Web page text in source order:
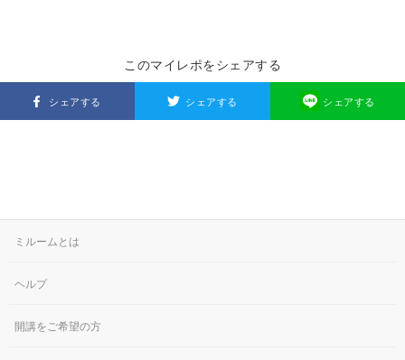
このマイレポをシェアする
シェアする シェアする シェアする
ミルームとは
ヘルプ
開講をご希望の方